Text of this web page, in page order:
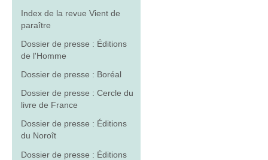
Index de la revue Vient de
paraître
Dossier de presse : Éditions
de l'Homme
Dossier de presse : Boréal
Dossier de presse : Cercle du
livre de France
Dossier de presse : Éditions
du Noroît
Dossier de presse : Éditions